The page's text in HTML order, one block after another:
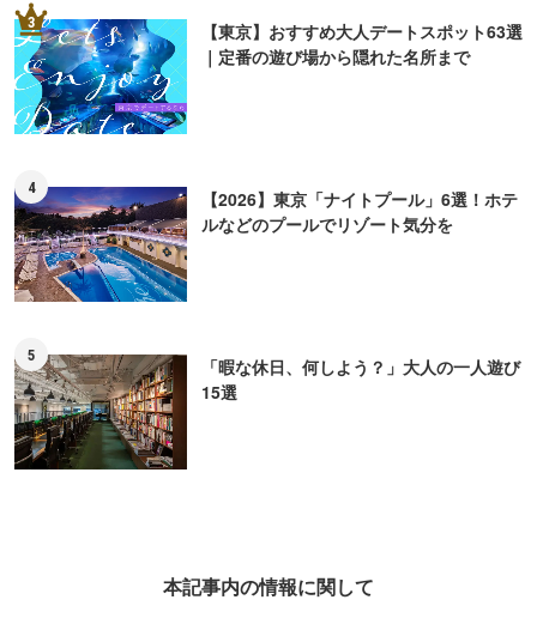
3
【東京】おすすめ大人デートスポット63選
｜定番の遊び場から隠れた名所まで
4
【2026】東京「ナイトプール」6選！ホテ
ルなどのプールでリゾート気分を
5
「暇な休日、何しよう？」大人の一人遊び
15選
本記事内の情報に関して